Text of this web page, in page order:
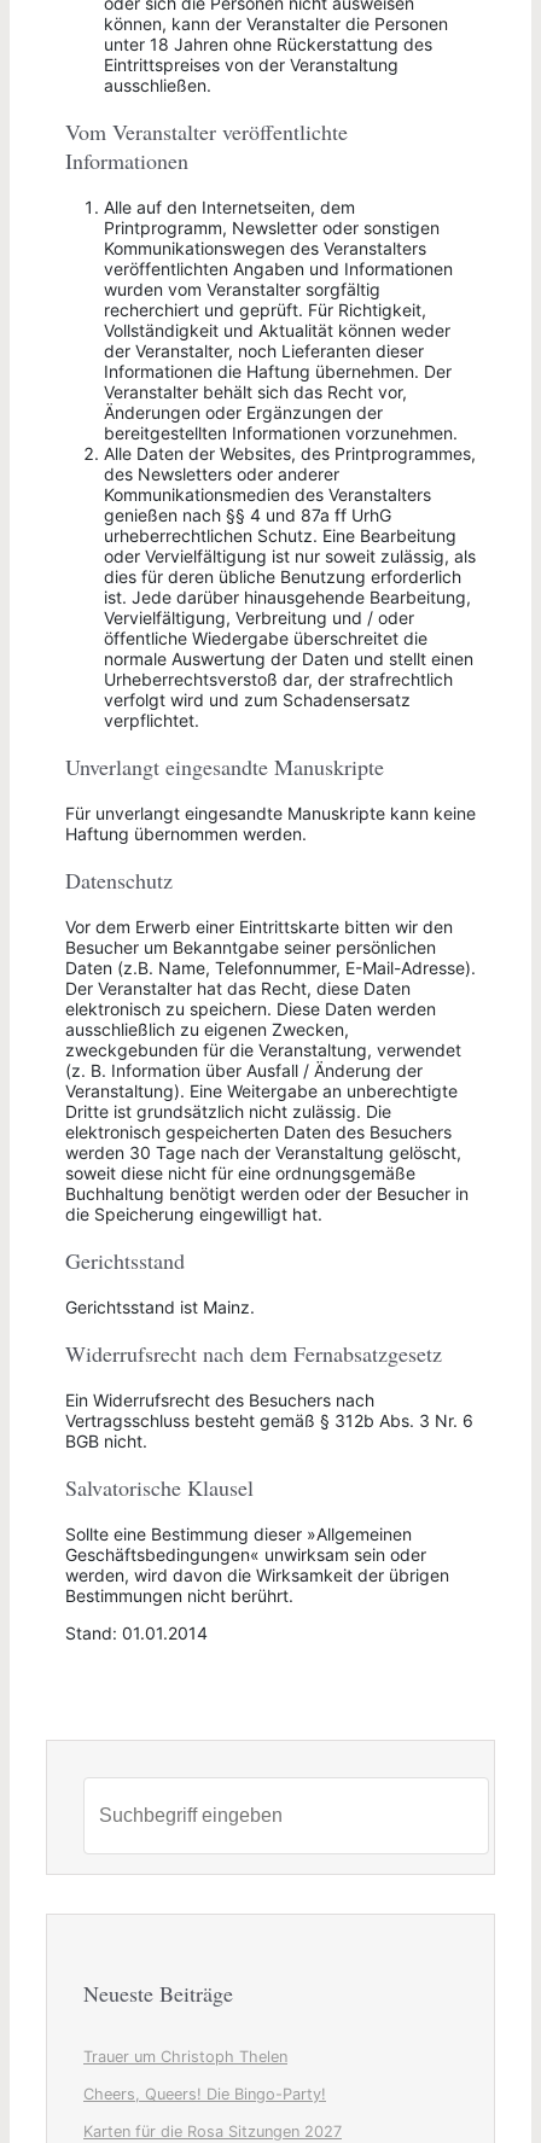
können, kann der Veranstalter die Personen
unter 18 Jahren ohne Rückerstattung des
Eintrittspreises von der Veranstaltung
ausschließen.
Vom Veranstalter veröffentlichte
Informationen
Alle auf den Internetseiten, dem
Printprogramm, Newsletter oder sonstigen
Kommunikationswegen des Veranstalters
veröffentlichten Angaben und Informationen
wurden vom Veranstalter sorgfältig
recherchiert und geprüft. Für Richtigkeit,
Vollständigkeit und Aktualität können weder
der Veranstalter, noch Lieferanten dieser
Informationen die Haftung übernehmen. Der
Veranstalter behält sich das Recht vor,
Änderungen oder Ergänzungen der
bereitgestellten Informationen vorzunehmen.
Alle Daten der Websites, des Printprogrammes,
des Newsletters oder anderer
Kommunikationsmedien des Veranstalters
genießen nach §§ 4 und 87a ff UrhG
urheberrechtlichen Schutz. Eine Bearbeitung
oder Vervielfältigung ist nur soweit zulässig, als
dies für deren übliche Benutzung erforderlich
ist. Jede darüber hinausgehende Bearbeitung,
Vervielfältigung, Verbreitung und / oder
öffentliche Wiedergabe überschreitet die
normale Auswertung der Daten und stellt einen
Urheberrechtsverstoß dar, der strafrechtlich
verfolgt wird und zum Schadensersatz
verpflichtet.
Unverlangt eingesandte Manuskripte
Für unverlangt eingesandte Manuskripte kann keine
Haftung übernommen werden.
Datenschutz
Vor dem Erwerb einer Eintrittskarte bitten wir den
Besucher um Bekanntgabe seiner persönlichen
Daten (z.B. Name, Telefonnummer, E-Mail-Adresse).
Der Veranstalter hat das Recht, diese Daten
elektronisch zu speichern. Diese Daten werden
ausschließlich zu eigenen Zwecken,
zweckgebunden für die Veranstaltung, verwendet
(z. B. Information über Ausfall / Änderung der
Veranstaltung). Eine Weitergabe an unberechtigte
Dritte ist grundsätzlich nicht zulässig. Die
elektronisch gespeicherten Daten des Besuchers
werden 30 Tage nach der Veranstaltung gelöscht,
soweit diese nicht für eine ordnungsgemäße
Buchhaltung benötigt werden oder der Besucher in
die Speicherung eingewilligt hat.
Gerichtsstand
Gerichtsstand ist Mainz.
Widerrufsrecht nach dem Fernabsatzgesetz
Ein Widerrufsrecht des Besuchers nach
Vertragsschluss besteht gemäß § 312b Abs. 3 Nr. 6
BGB nicht.
Salvatorische Klausel
Sollte eine Bestimmung dieser »Allgemeinen
Geschäftsbedingungen« unwirksam sein oder
werden, wird davon die Wirksamkeit der übrigen
Bestimmungen nicht berührt.
Stand: 01.01.2014
Neueste Beiträge
Trauer um Christoph Thelen
Cheers, Queers! Die Bingo-Party!
Karten für die Rosa Sitzungen 2027